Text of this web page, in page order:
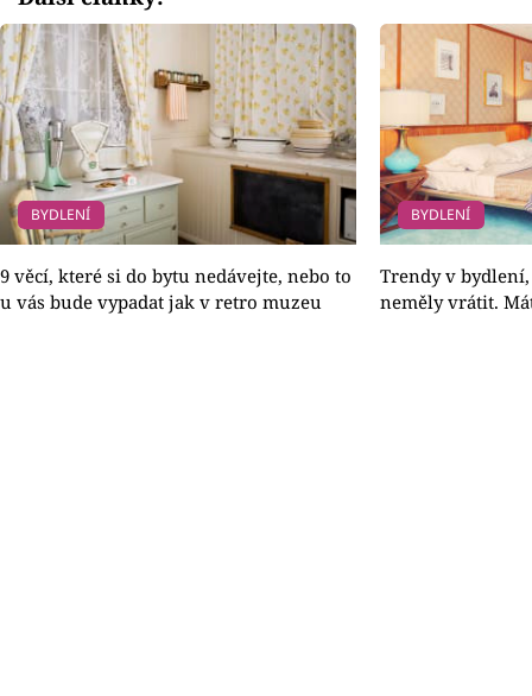
BYDLENÍ
9 věcí, které si do bytu nedávejte, nebo to
u vás bude vypadat jak v retro muzeu
BYDLENÍ
Trendy v
neměly vrátit.